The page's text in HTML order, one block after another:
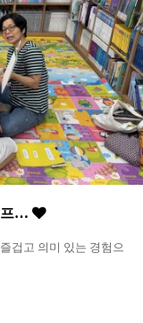
프…
겁고 의미 있는 경험으